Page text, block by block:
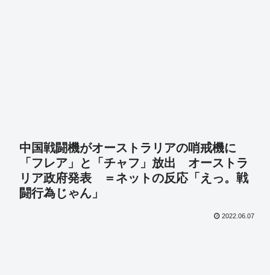
中国戦闘機がオーストラリアの哨戒機に
「フレア」と「チャフ」放出 オーストラ
リア政府発表 ＝ネットの反応「えっ。戦
闘行為じゃん」
2022.06.07